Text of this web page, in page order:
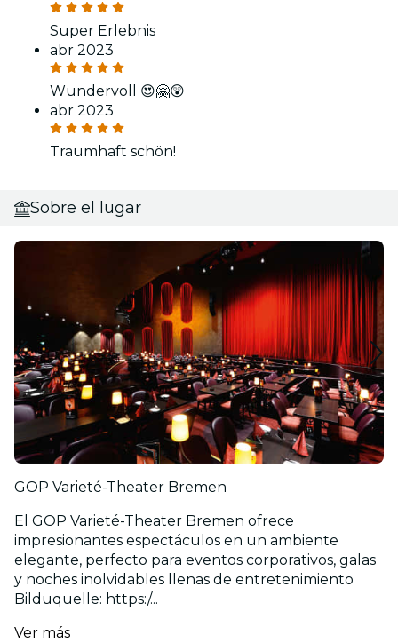
Super Erlebnis
abr 2023
Wundervoll 😍🤗😲
abr 2023
Traumhaft schön!
Sobre el lugar
GOP Varieté-Theater Bremen
El GOP Varieté-Theater Bremen ofrece
impresionantes espectáculos en un ambiente
elegante, perfecto para eventos corporativos, galas
y noches inolvidables llenas de entretenimiento
Bilduquelle: https:/...
Ver más